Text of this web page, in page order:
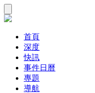
首頁
深度
快訊
事件日曆
專題
導航